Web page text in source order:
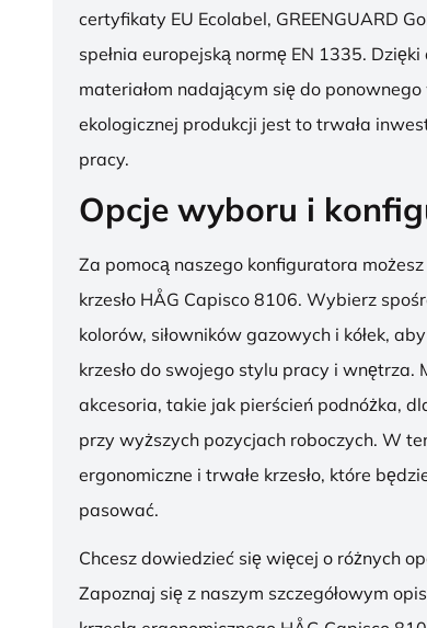
certyfikaty EU Ecolabel, GREENGUARD
spełnia europejską normę EN 1335.
materiałom nadającym się do
ekologicznej produkcji jest to trwała
pracy.
Opcje wyboru i
Za pomocą naszego konfiguratora
krzesło HÅG Capisco 8106. Wybierz
kolorów, siłowników gazowych i kółek,
krzesło do swojego stylu pracy i wnętrza.
akcesoria, takie jak pierścień podnóżka,
przy wyższych pozycjach roboczych. W
ergonomiczne i trwałe krzesło, które
pasować.
Chcesz dowiedzieć się więcej o różnych
Zapoznaj się z naszym szczegółowym